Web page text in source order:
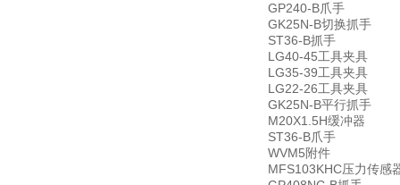
GP240-B爪手
GK25N-B切换抓手
ST36-B抓手
LG40-45工具夹具
LG35-39工具夹具
LG22-26工具夹具
GK25N-B平行抓手
M20X1.5H缓冲器
ST36-B爪手
WVM5附件
MFS103KHC压力传感